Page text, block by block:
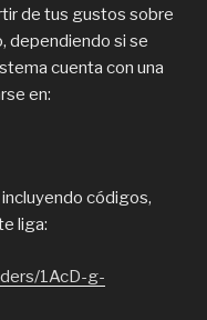
de tus gustos sobre
dependiendo si se
cuenta con una
en:
códigos,
liga:
1AcD-g-